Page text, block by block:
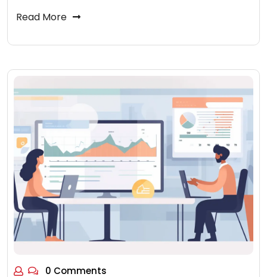
Read More
0 Comments